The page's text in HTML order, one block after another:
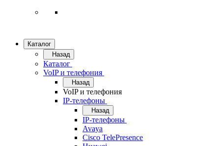
Каталог
Назад
Каталог
VoIP и телефония
Назад
VoIP и телефония
IP-телефоны
Назад
IP-телефоны
Avaya
Cisco TelePresence